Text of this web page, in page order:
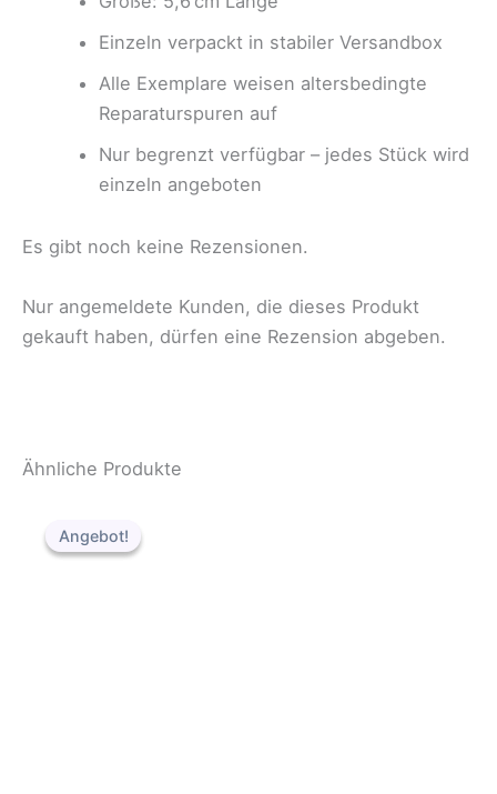
Einzeln verpackt in stabiler Versandbox
Alle Exemplare weisen altersbedingte
Reparaturspuren auf
Nur begrenzt verfügbar – jedes Stück wird
einzeln angeboten
Es gibt noch keine Rezensionen.
Nur angemeldete Kunden, die dieses Produkt
gekauft haben, dürfen eine Rezension abgeben.
Ähnliche Produkte
Angebot!
Angebot!